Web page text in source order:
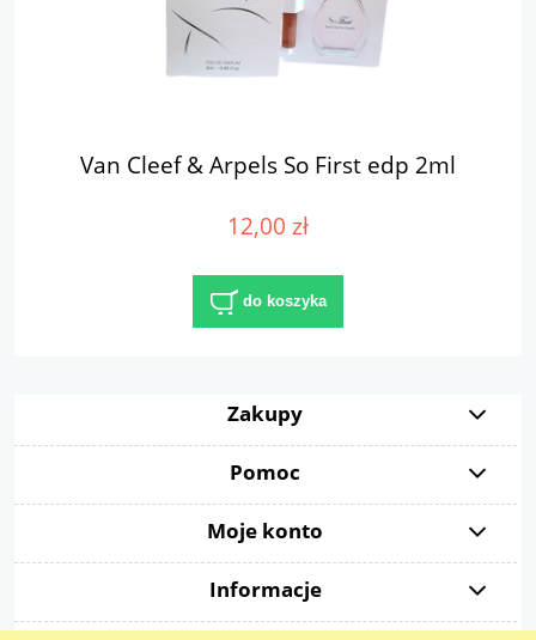
Van Cleef & Arpels So First edp 2ml
12,00 zł
do koszyka
Zakupy
Pomoc
Moje konto
Informacje